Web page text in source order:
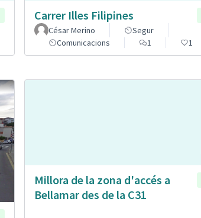
Carrer Illes Filipines
César Merino
Segur
Comunicacions
1 1
Millora de la zona d'accés a
Bellamar des de la C31